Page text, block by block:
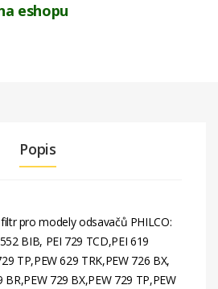
eshopu
Popis
pro modely odsavačů PHILCO:
BIB, PEI 729 TCD,PEI 619
TP,PEW 629 TRK,PEW 726 BX,
BR,PEW 729 BX,PEW 729 TP,PEW